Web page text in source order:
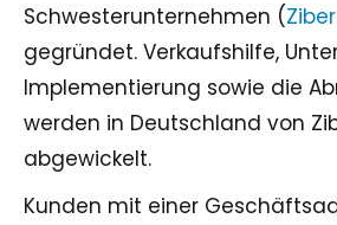
Schwesterunternehmen (
gegründet. Verkaufshilfe,
Implementierung sowie die
werden in Deutschland von
abgewickelt.
Kunden mit einer